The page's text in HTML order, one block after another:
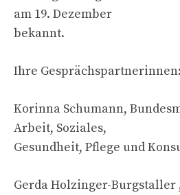
am 19. Dezember
bekannt.
Ihre Gesprächspartnerinnen:
Korinna Schumann,
Arbeit, Soziales,
Gesundheit, Pflege und
Gerda Holzinger-Burgstaller